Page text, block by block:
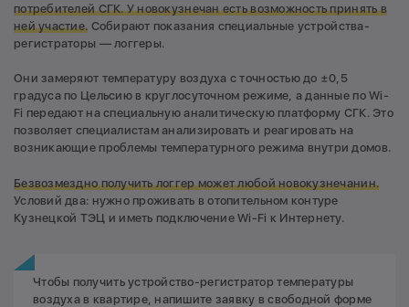
потребителей СГК. У новокузнечан есть возможность принять в
ней участие. Собирают показания специальные устройства-
регистраторы — логгеры.
Они замеряют температуру воздуха с точностью до ±0,5
градуса по Цельсию в круглосуточном режиме, а данные по Wi-
Fi передают на специальную аналитическую платформу СГК. Это
позволяет специалистам анализировать и реагировать на
возникающие проблемы температурного режима внутри домов.
Безвозмездно получить логгер может любой новокузнечанин.
Условий два: нужно проживать в отопительном контуре
Кузнецкой ТЭЦ и иметь подключение Wi-Fi к Интернету.
Чтобы получить устройство-регистратор температуры
воздуха в квартире, напишите заявку в свободной форме